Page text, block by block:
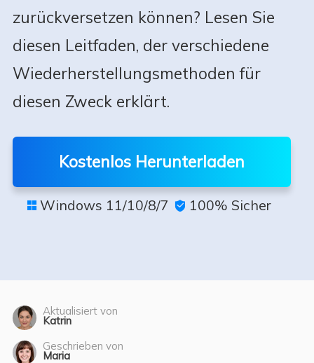
zurückversetzen können? Lesen Sie
diesen Leitfaden, der verschiedene
Wiederherstellungsmethoden für
diesen Zweck erklärt.
Kostenlos Herunterladen
 Windows 11/10/8/7  100% Sicher
Aktualisiert von
Katrin
Geschrieben von
Maria